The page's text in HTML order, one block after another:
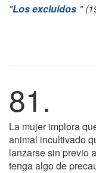
"Los excluidos "
81.
La mujer implora
animal incultivado
lanzarse sin previo
tenga algo de